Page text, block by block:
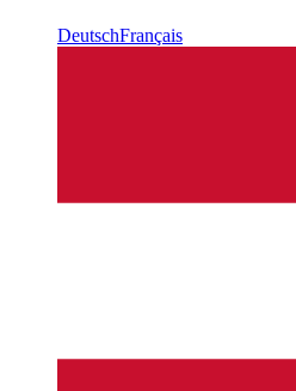
DeutschFrançais